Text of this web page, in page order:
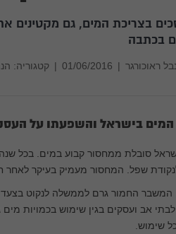
בצריכת המים, גם מקטינים
בכתבה
ראוכורגר |
01/06/2016
| קטגוריה:
בישראל והשפעתו על
שפל. המחסור מעמיק בעיקר לאחר
החמור גרם לממשלה לנקוט
אב ועסקים בגין שימוש בכמויות
שימוש.